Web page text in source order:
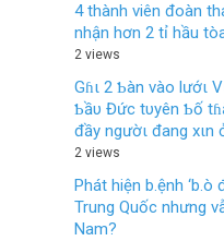
4 thành viên đoàn
nhận hơn 2 tỉ hầu
2 views
Gɦι 2 Ƅàn vào lướι
Ƅầυ Đức tυyên Ƅố
đầy ngườι đang xιn
2 views
Phát hiện b.ệnh ‘b.ò
Trung Quốc nhưng
Nam?